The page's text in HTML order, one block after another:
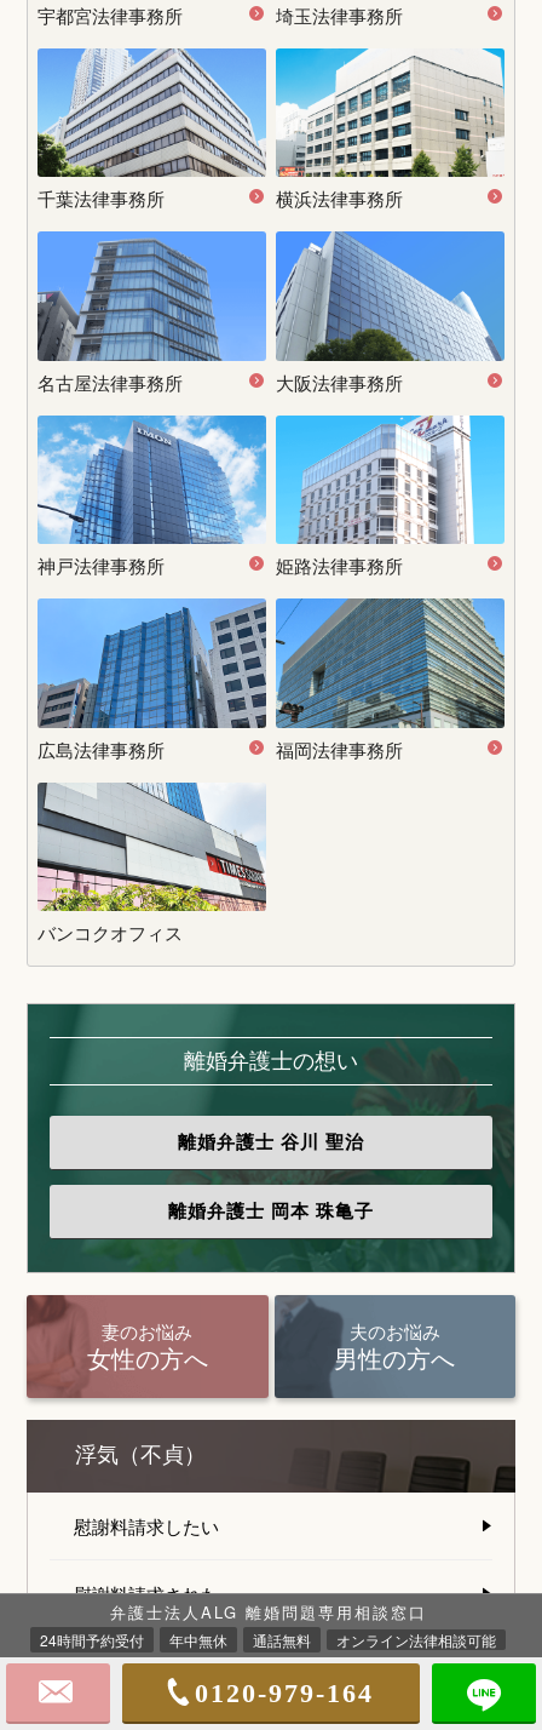
宇都宮法律事務所 埼玉法律事務所
千葉法律事務所 横浜法律事務所
名古屋法律事務所 大阪法律事務所
神戸法律事務所 姫路法律事務所
広島法律事務所 福岡法律事務所
バンコクオフィス
離婚弁護士の想い
離婚弁護士 谷川 聖治
離婚弁護士 岡本 珠亀子
妻のお悩み
女性の方へ
夫のお悩み
男性の方へ
浮気（不貞）
慰謝料請求したい
慰謝料請求された
離婚とお金
弁護士法人ALG 離婚問題専用相談窓口
24時間予約受付 年中無休 通話無料 オンライン法律相談可能
0120-979-164